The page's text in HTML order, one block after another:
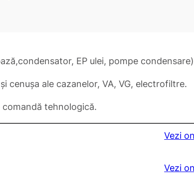
EP ulei, pompe condensare)
cenușa ale cazanelor, VA, VG, electrofiltre.
tehnologică.
Vezi
Vezi